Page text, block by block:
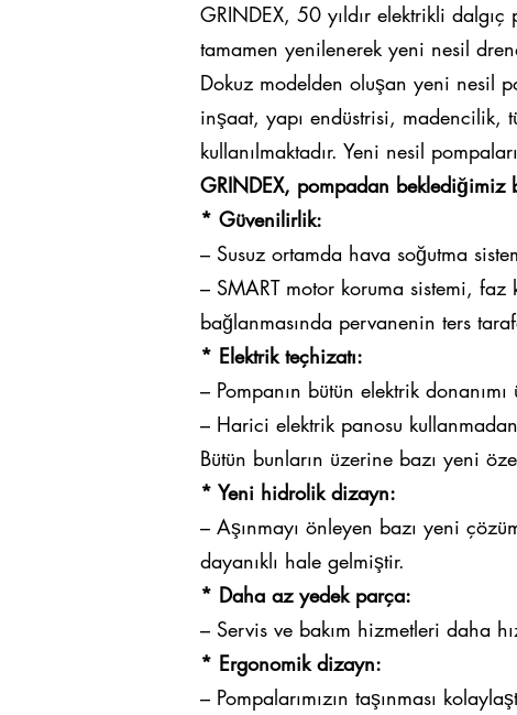
GRINDEX, 50 yıldır elektrikli
tamamen yenilenerek yeni nesil
Dokuz modelden oluşan yeni nesil
inşaat, yapı endüstrisi, madencilik,
kullanılmaktadır. Yeni nesil
GRINDEX, pompadan beklediğimiz
* Güvenilirlik:
– Susuz ortamda hava soğutma
– SMART motor koruma sistemi, faz
bağlanmasında pervanenin ters
* Elektrik teçhizatı:
– Pompanın bütün elektrik
– Harici elektrik panosu kullanmadan
Bütün bunların üzerine bazı yeni
* Yeni hidrolik dizayn:
– Aşınmayı önleyen bazı yeni
dayanıklı hale gelmiştir.
* Daha az yedek parça:
– Servis ve bakım hizmetleri daha
* Ergonomik dizayn:
– Pompalarımızın taşınması